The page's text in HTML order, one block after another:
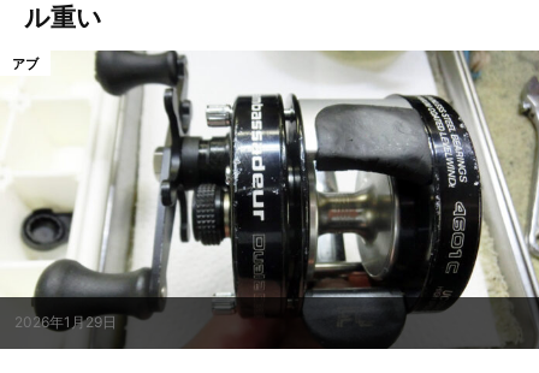
ル重い
2026年1月29日
アブ